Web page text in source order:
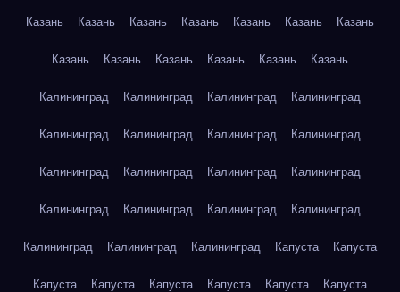
Казань Казань Казань Казань Казань Казань Казань
Казань Казань Казань Казань Казань Казань
Калининград Калининград Калининград Калининград
Калининград Калининград Калининград Калининград
Калининград Калининград Калининград Калининград
Калининград Калининград Калининград Калининград
Калининград Калининград Калининград Капуста Капуста
Капуста Капуста Капуста Капуста Капуста Капуста